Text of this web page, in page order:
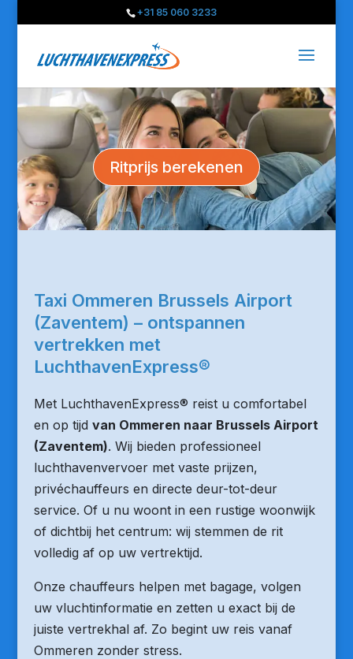
+31 85 060 3233
Ritprijs berekenen
Taxi Ommeren Brussels Airport
(Zaventem) – ontspannen
vertrekken met
LuchthavenExpress®
Met LuchthavenExpress® reist u comfortabel
en op tijd van Ommeren naar Brussels Airport
(Zaventem). Wij bieden professioneel
luchthavenvervoer met vaste prijzen,
privéchauffeurs en directe deur-tot-deur
service. Of u nu woont in een rustige woonwijk
of dichtbij het centrum: wij stemmen de rit
volledig af op uw vertrektijd.
Onze chauffeurs helpen met bagage, volgen
uw vluchtinformatie en zetten u exact bij de
juiste vertrekhal af. Zo begint uw reis vanaf
Ommeren zonder stress.